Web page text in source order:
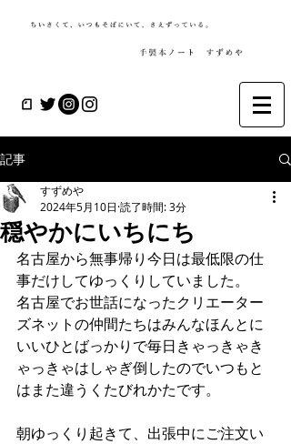
記事
穏やかにいちにち
すずめや
2024年5月10日 読了時間: 3分
名古屋から無事帰り今日は最低限の仕
事だけしてゆっくりしていました。
名古屋でお世話になったクリエーター
ズネットの仲間たちはみんなほんとに
いいひとばっかりで毎日きゃっきゃき
ゃっきゃはしゃぎ倒したのでいつもと
はまた違うくたびれかたです。
朝ゆっくり起きて、出張中にご注文い